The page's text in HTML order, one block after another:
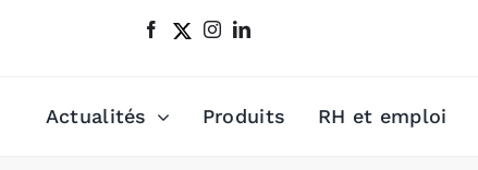
Actualités Produits RH et emploi